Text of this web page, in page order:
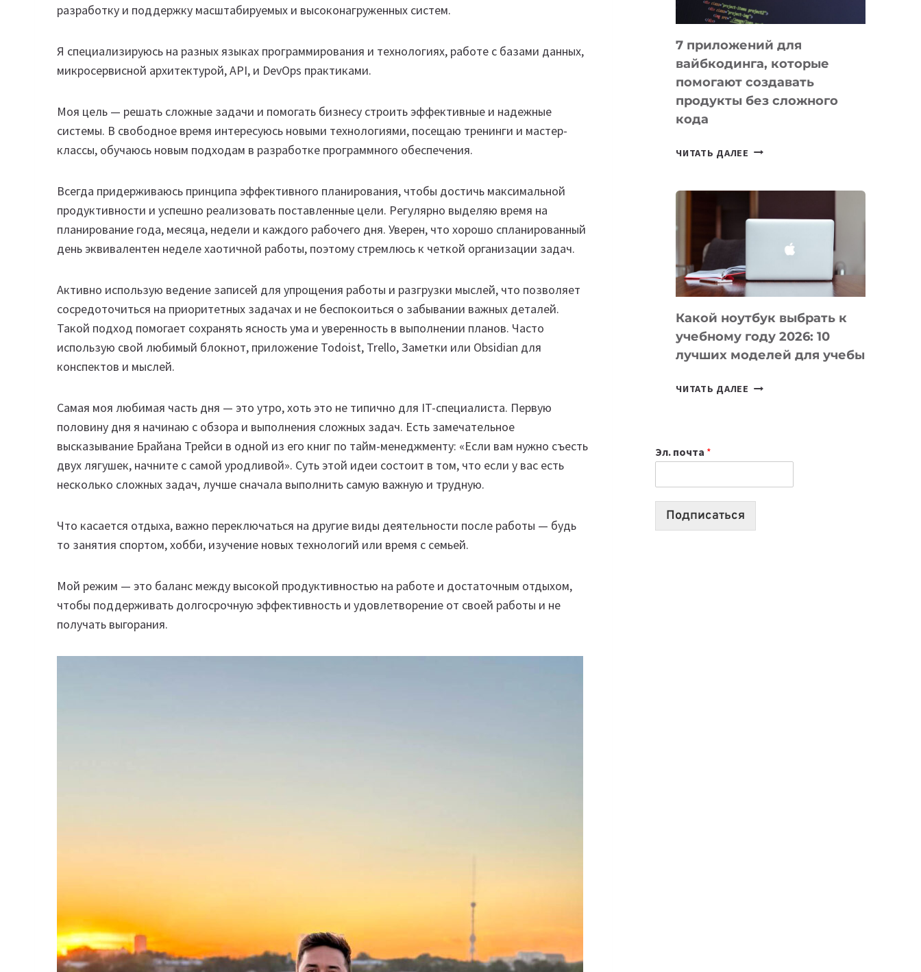
разработку и поддержку масштабируемых и высоконагруженных систем.
Я специализируюсь на разных языках программирования и технологиях, работе с базами данных,
микросервисной архитектурой, API, и DevOps практиками.
Моя цель — решать сложные задачи и помогать бизнесу строить эффективные и надежные
системы. В свободное время интересуюсь новыми технологиями, посещаю тренинги и мастер-
классы, обучаюсь новым подходам в разработке программного обеспечения.
Всегда придерживаюсь принципа эффективного планирования, чтобы достичь максимальной
продуктивности и успешно реализовать поставленные цели. Регулярно выделяю время на
планирование года, месяца, недели и каждого рабочего дня. Уверен, что хорошо спланированный
день эквивалентен неделе хаотичной работы, поэтому стремлюсь к четкой организации задач.
Активно использую ведение записей для упрощения работы и разгрузки мыслей, что позволяет
сосредоточиться на приоритетных задачах и не беспокоиться о забывании важных деталей.
Такой подход помогает сохранять ясность ума и уверенность в выполнении планов. Часто
использую свой любимый блокнот, приложение Todoist, Trello, Заметки или Obsidian для
конспектов и мыслей.
Самая моя любимая часть дня — это утро, хоть это не типично для IT-специалиста. Первую
половину дня я начинаю с обзора и выполнения сложных задач. Есть замечательное
высказывание Брайана Трейси в одной из его книг по тайм-менеджменту: «Если вам нужно съесть
двух лягушек, начните с самой уродливой». Суть этой идеи состоит в том, что если у вас есть
несколько сложных задач, лучше сначала выполнить самую важную и трудную.
Что касается отдыха, важно переключаться на другие виды деятельности после работы — будь
то занятия спортом, хобби, изучение новых технологий или время с семьей.
Мой режим — это баланс между высокой продуктивностью на работе и достаточным отдыхом,
чтобы поддерживать долгосрочную эффективность и удовлетворение от своей работы и не
получать выгорания.
7 приложений для
вайбкодинга, которые
помогают создавать
продукты без сложного
кода
ЧИТАТЬ ДАЛЕЕ
КОТОРЫЕ
СОЗДАВАТЬ
БЕЗ
КОДА
Какой ноутбук выбрать к
учебному году 2026: 10
лучших моделей для учебы
ЧИТАТЬ ДАЛЕЕ КАКОЙ
2026:
10
Эл. почта *
Подписаться